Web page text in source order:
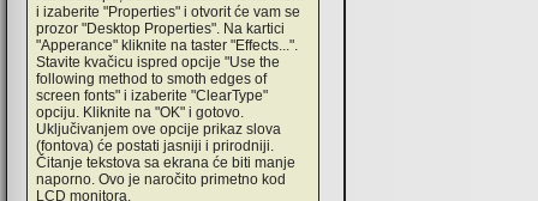
i izaberite "Properties" i otvorit će vam se
prozor "Desktop Properties". Na kartici
"Apperance" kliknite na taster "Effects...".
Stavite kvačicu ispred opcije "Use the
following method to smoth edges of
screen fonts" i izaberite "ClearType"
opciju. Kliknite na "OK" i gotovo.
Uključivanjem ove opcije prikaz slova
(fontova) će postati jasniji i prirodniji.
Čitanje tekstova sa ekrana će biti manje
naporno. Ovo je naročito primetno kod
LCD monitora.